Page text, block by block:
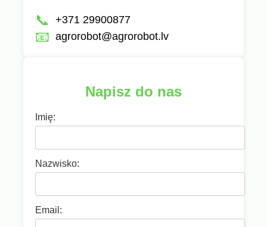
📞 +371 29900877
📧 agrorobot@agrorobot.lv
Napisz do nas
Imię:
Nazwisko:
Email: